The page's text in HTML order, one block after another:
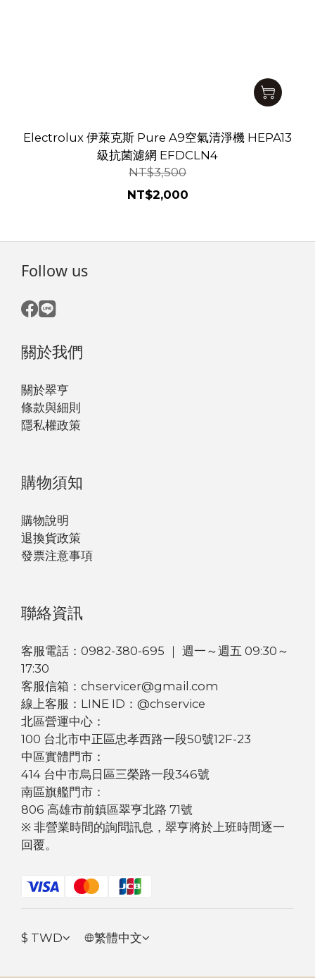
Electrolux 伊萊克斯 Pure A9空氣清淨機 HEPA13
級抗菌濾網 EFDCLN4
NT$3,500
NT$2,000
Follow us
關於我們
關於翠亨
條款與細則
隱私權政策
購物須知
購物說明
退換貨政策
發票注意事項
聯絡資訊
客服電話：0982-380-695 ｜ 週一～週五 09:30～
17:30
客服信箱：chservicer@gmail.com
線上客服：LINE ID：@chservice
北區營運中心：
100 台北市中正區忠孝西路一段50號12F-23
中區實體門市：
414 台中市烏日區三榮路一段346號
南區旗艦門市：
806 高雄市前鎮區翠亨北路 71號
※ 非營業時間的詢問訊息，翠亨將於上班時間逐一
回覆。
$ TWD 繁體中文